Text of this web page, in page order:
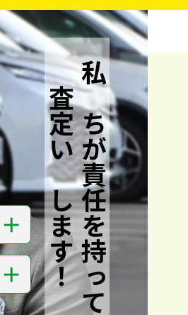
私たちが責任を持って
査定いたします！
＋
＋